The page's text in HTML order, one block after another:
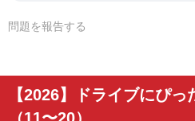
問題を報告する
【2026】ドライブにぴ